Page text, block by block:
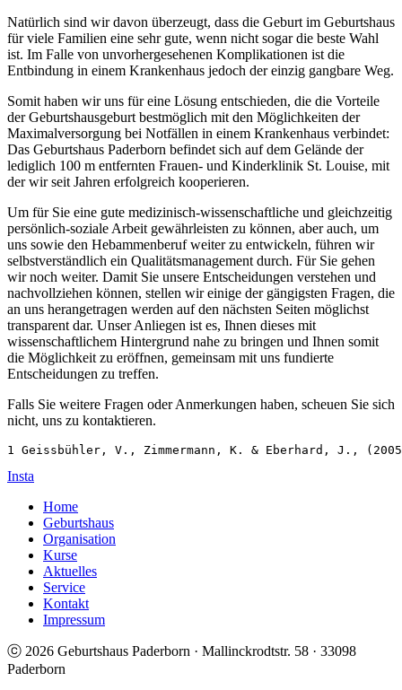
Natürlich sind wir davon überzeugt, dass die Geburt im Geburtshaus
für viele Familien eine sehr gute, wenn nicht sogar die beste Wahl
ist. Im Falle von unvorhergesehenen Komplikationen ist die
Entbindung in einem Krankenhaus jedoch der einzig gangbare Weg.
Somit haben wir uns für eine Lösung entschieden, die die Vorteile
der Geburtshausgeburt bestmöglich mit den Möglichkeiten der
Maximalversorgung bei Notfällen in einem Krankenhaus verbindet:
Das Geburtshaus Paderborn befindet sich auf dem Gelände der
lediglich 100 m entfernten Frauen- und Kinderklinik St. Louise, mit
der wir seit Jahren erfolgreich kooperieren.
Um für Sie eine gute medizinisch-wissenschaftliche und gleichzeitig
persönlich-soziale Arbeit gewährleisten zu können, aber auch, um
uns sowie den Hebammenberuf weiter zu entwickeln, führen wir
selbstverständlich ein Qualitätsmanagement durch. Für Sie gehen
wir noch weiter. Damit Sie unsere Entscheidungen verstehen und
nachvollziehen können, stellen wir einige der gängigsten Fragen, die
an uns herangetragen werden auf den nächsten Seiten möglichst
transparent dar. Unser Anliegen ist es, Ihnen dieses mit
wissenschaftlichem Hintergrund nahe zu bringen und Ihnen somit
die Möglichkeit zu eröffnen, gemeinsam mit uns fundierte
Entscheidungen zu treffen.
Falls Sie weitere Fragen oder Anmerkungen haben, scheuen Sie sich
nicht, uns zu kontaktieren.
1 Geissbühler, V., Zimmermann, K. & Eberhard, J.,
Insta
Home
Geburtshaus
Organisation
Kurse
Aktuelles
Service
Kontakt
Impressum
ⓒ 2026 Geburtshaus Paderborn · Mallinckrodtstr. 58 · 33098
Paderborn